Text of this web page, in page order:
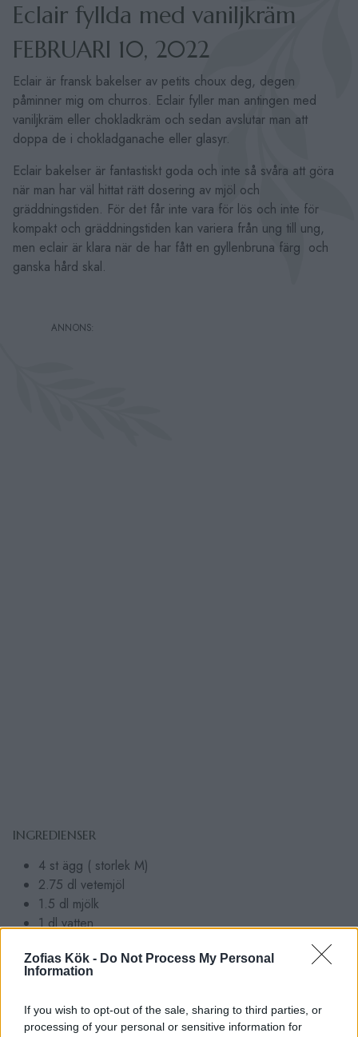
Zofias Kök - Do Not Process My Personal
Information
If you wish to opt-out of the sale, sharing to third parties, or
processing of your personal or sensitive information for
Eclair fyllda med vaniljkräm
FEBRUARI 10, 2022
Eclair är fransk bakelser av petits choux deg, degen
påminner mig om churros. Eclair fyller man antingen med
vaniljkräm eller chokladkräm och sedan avslutar man att
doppa de i chokladganache eller glasyr.
Eclair bakelser är fantastiskt goda och inte så svåra att göra
när man har väl hittat rätt dosering av mjöl och
gräddningstiden. För det får inte vara för lös och inte för
kompakt och gräddningstiden kan variera från ung till ung,
men eclair är klara när de har fått en gyllenbruna färg och
ganska hård skal.
INGREDIENSER
4 st ägg ( storlek M)
2.75 dl vetemjöl
1.5 dl mjölk
1 dl vatten
0.5 tsk salt
0.5 tsk socker
Vaniljkräm: